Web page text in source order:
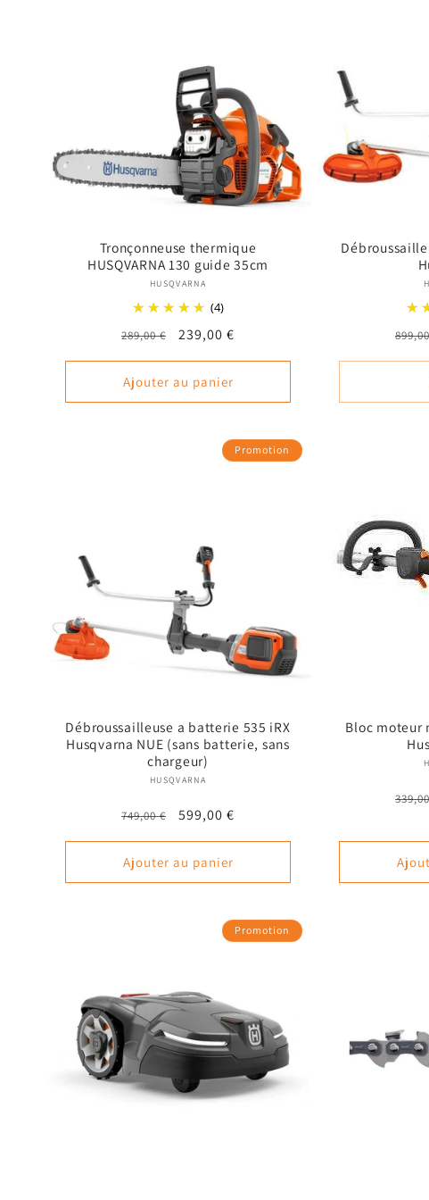
Tronçonneuse thermique
HUSQVARNA 130 guide 35cm
Fournisseur :
HUSQVARNA
(4)
Prix
289,00 €
Prix
239,00 €
Ajouter au panier
Prix
Promotion
Débroussailleuse a batterie 535 iRX
Husqvarna NUE (sans batterie, sans
chargeur)
Fournisseur :
HUSQVARNA
Prix
749,00 €
Prix
599,00 €
Ajouter au panier
Bloc moteur
Prix
Promotion